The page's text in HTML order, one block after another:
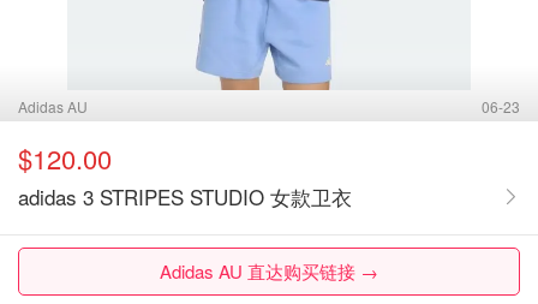
Adidas AU 06-23
$120.00
adidas 3 STRIPES STUDIO 女款卫衣
Adidas AU 直达购买链接 →